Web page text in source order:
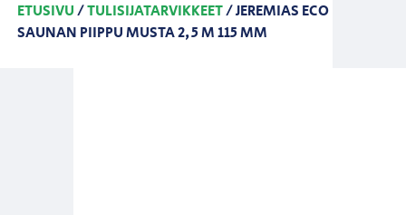
ETUSIVU/TULISIJATARVIKKEET/ JEREMIAS ECO
SAUNAN PIIPPU MUSTA 2,5 M 115 MM